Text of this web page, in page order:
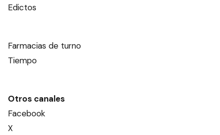
Edictos
Farmacias de turno
Tiempo
Otros canales
Facebook
X